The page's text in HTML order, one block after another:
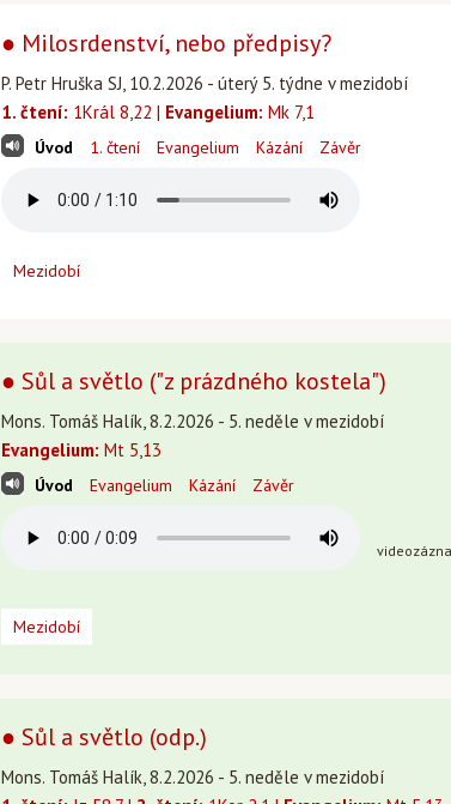
● Milosrdenství, nebo předpisy?
P. Petr Hruška SJ, 10.2.2026 - úterý 5. týdne v mezidobí
1. čtení: 1Král 8,22 | Evangelium: Mk 7,1
Úvod 1. čtení Evangelium Kázání Závěr
Mezidobí
● Sůl a světlo ("z prázdného kostela")
Mons. Tomáš Halík, 8.2.2026 - 5. neděle v mezidobí
Evangelium: Mt 5,13
Úvod Evangelium Kázání Závěr
Mezidobí
● Sůl a světlo (odp.)
Mons. Tomáš Halík, 8.2.2026 - 5. neděle v mezidobí